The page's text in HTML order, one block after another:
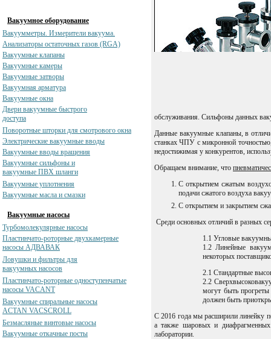
Вакуумное оборудование
Вакуумметры. Измерители вакуума.
Анализаторы остаточных газов (RGA)
Вакуумные клапаны
Вакуумные камеры
Вакуумные затворы
Вакуумная арматура
Вакуумные окна
Двери вакуумные быстрого
доступа
Поворотные шторки для смотрового окна
Электрические вакуумные вводы
Вакуумные вводы вращения
Вакуумные сильфоны и
вакуумные ПВХ шланги
Вакуумные уплотнения
Вакуумные масла и смазки
Вакуумные насосы
Турбомолекулярные насосы
Пластинчато-роторные двухкамерные
насосы АДВАВАК
Ловушки и фильтры для
вакуумных насосов
Пластинчато-роторные одноступенчатые
насосы VACANT
Вакуумные спиральные насосы
ACTAN VACSCROLL
Безмасляные винтовые насосы
Вакуумные откачные посты
обслуживания. Сильфоны данных
Данные вакуумные клапаны, в
станках ЧПУ с микронной точностью,
недостижимая у конкурентов,
Обращаем внимание, что
С открытием сжатым
подачи сжатого воздуха
С открытием и закрытием
Среди основных отличий в разных
1.1 Угловые
1.2 Линейные
некоторых
2.1 Стандартные
2.2
могут быть
должен быть
С 2016 года мы расширили линейку
а также шаровых и
лаборатории.